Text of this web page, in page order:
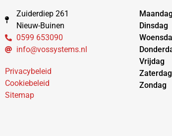
Zuiderdiep 261
Nieuw-Buinen
0599 653090
info@vossystems.nl
Privacybeleid
Cookiebeleid
Sitemap
Dinsdag
Vrijdag
Zaterdag
Zondag